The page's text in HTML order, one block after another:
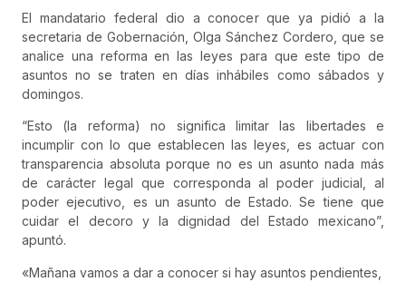
El mandatario federal dio a conocer que ya pidió a la
secretaria de Gobernación, Olga Sánchez Cordero, que se
analice una reforma en las leyes para que este tipo de
asuntos no se traten en días inhábiles como sábados y
domingos.
“Esto (la reforma) no significa limitar las libertades e
incumplir con lo que establecen las leyes, es actuar con
transparencia absoluta porque no es un asunto nada más
de carácter legal que corresponda al poder judicial, al
poder ejecutivo, es un asunto de Estado. Se tiene que
cuidar el decoro y la dignidad del Estado mexicano”,
apuntó.
«Mañana vamos a dar a conocer si hay asuntos pendientes,